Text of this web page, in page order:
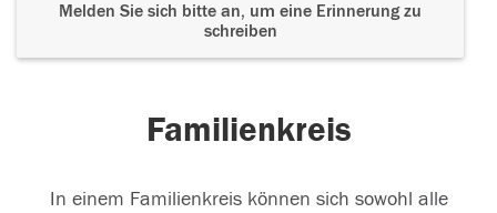
Melden Sie sich bitte an, um eine Erinnerung zu
schreiben
Familienkreis
In einem Familienkreis können sich sowohl alle